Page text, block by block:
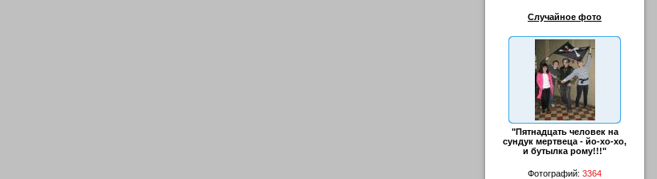
Случайное фото
"Пятнадцать человек на
сундук мертвеца - йо-хо-хо,
и бутылка рому!!!"
Фотографий: 3364